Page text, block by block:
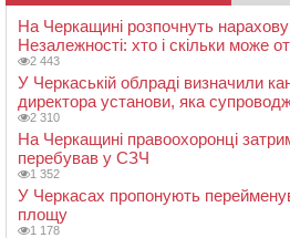
На Черкащині розпочнуть
Незалежності: хто і скільки може
2 443
У Черкаській облраді визначили
директора установи, яка
2 310
На Черкащині правоохоронці
перебував у СЗЧ
1 352
У Черкасах пропонують
площу
1 178